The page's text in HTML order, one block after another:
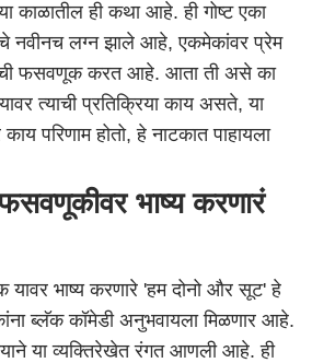
काळातील ही कथा आहे. ही गोष्ट एका
नवीनच लग्न झाले आहे, एकमेकांवर प्रेम
फसवणूक करत आहे. आता ती असे का
त्याची प्रतिक्रिया काय असते, या
काय परिणाम होतो, हे नाटकात पाहायला
भाष्य करणारं
भाष्य करणारे 'हम दोनो और सूट' हे
ब्लॅक कॉमेडी अनुभवायला मिळणार आहे.
या व्यक्तिरेखेत रंगत आणली आहे. ही